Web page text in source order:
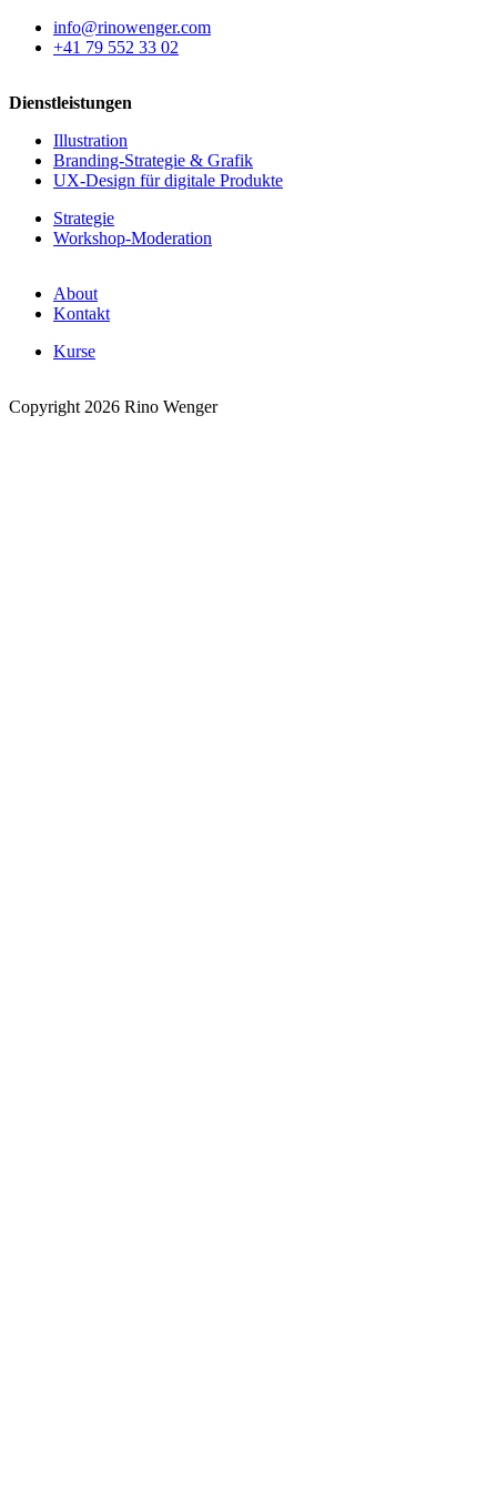
info@rinowenger.com
+41 79 552 33 02
Dienstleistungen
Illustration
Branding-Strategie & Grafik
UX-Design für digitale Produkte
Strategie
Workshop-Moderation
About
Kontakt
Kurse
Copyright 2026 Rino Wenger